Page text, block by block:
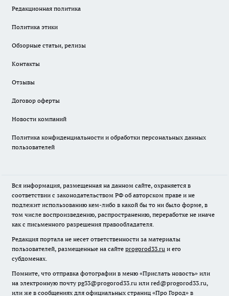
Редакционная политика
Политика этики
Обзорные статьи, релизы
Контакты
Отзывы
Договор оферты
Новости компаний
Политика конфиденциальности и обработки персональных данных
пользователей
Вся информация, размещенная на данном сайте, охраняется в
соответствии с законодательством РФ об авторском праве и не
подлежит использованию кем-либо в какой бы то ни было форме, в
том числе воспроизведению, распространению, переработке не иначе
как с письменного разрешения правообладателя.
Редакция портала не несет ответственности за материалы
пользователей, размещенные на сайте progorod33.ru и его
субдоменах.
Помните, что отправка фотографии в меню «Прислать новость» или
на электронную почту pg33@progorod33.ru или red@progorod33.ru,
или же в сообщениях для официальных страниц «Про Город» в